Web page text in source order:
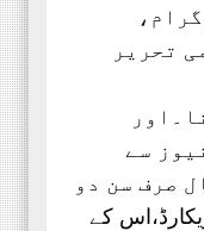
تحریر
سے
صرف سن دو
اس کے